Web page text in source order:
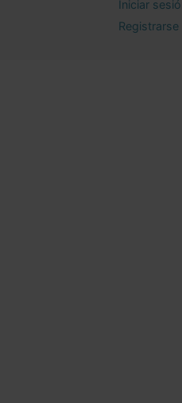
Iniciar
Registrarse